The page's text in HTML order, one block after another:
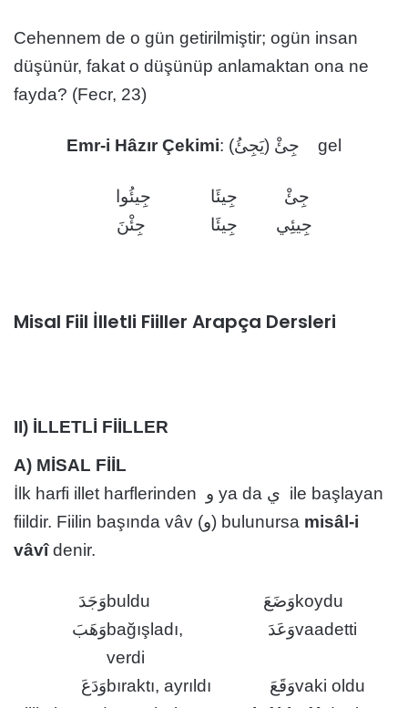
Cehennem de o gün getirilmiştir; ogün insan
düşünür, fakat o düşünüp anlamaktan ona ne
fayda? (Fecr, 23)
Emr-i Hâzır Çekimi : جِئْ (يَجِئُ) gel
جِيئُوا جِيئَا
جِئْ
جِئْنَ
جِيئَا جِيئِي
Misal Fiil İlletli Fiiller Arapça Dersleri
II) İLLETLİ FİİLLER
A) MİSAL FİİL
İlk harfi illet harflerinden و ya da ي ile başlayan
fiildir. Fiilin başında vâv (و) bulunursa misâl-i
vâvîdenir.
وَجَدَbuldu وَضَعَkoydu
وَهَبَbağışladı,
verdi
وَعَدَvaadetti
وَدَعَbıraktı, ayrıldı وَقَعَvaki oldu